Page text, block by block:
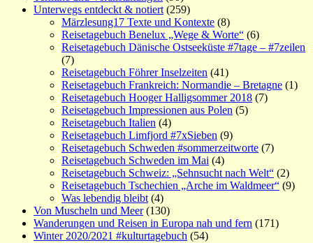
Unterwegs entdeckt & notiert (259)
Märzlesung17 Texte und Kontexte (8)
Reisetagebuch Benelux „Wege & Worte“ (6)
Reisetagebuch Dänische Ostseeküste #7tage – #7zeilen
(7)
Reisetagebuch Föhrer Inselzeiten (41)
Reisetagebuch Frankreich: Normandie – Bretagne (1)
Reisetagebuch Hooger Halligsommer 2018 (7)
Reisetagebuch Impressionen aus Polen (5)
Reisetagebuch Italien (4)
Reisetagebuch Limfjord #7xSieben (9)
Reisetagebuch Schweden #sommerzeitworte (7)
Reisetagebuch Schweden im Mai (4)
Reisetagebuch Schweiz: „Sehnsucht nach Welt“ (2)
Reisetagebuch Tschechien „Arche im Waldmeer“ (9)
Was lebendig bleibt (4)
Von Muscheln und Meer(130)
Wanderungen und Reisen in Europa nah und fern (171)
Winter 2020/2021 #kulturtagebuch (54)